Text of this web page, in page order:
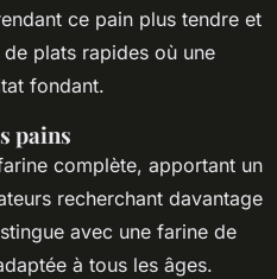
ce pain plus tendre et
plats rapides où une
fondant.
pains
complète, apportant un
recherchant davantage
avec une farine de
à tous les âges.